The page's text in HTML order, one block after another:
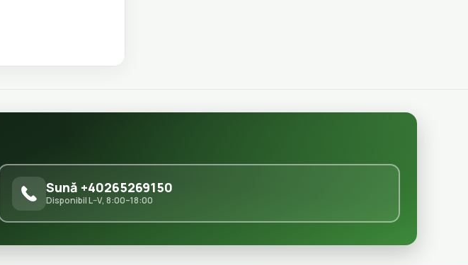
Sună +40265269150
Disponibil L–V, 8:00–18:00